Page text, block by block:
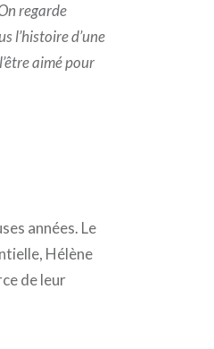
regarde
l’histoire d’une
aimé pour
années. Le
Hélène
de leur